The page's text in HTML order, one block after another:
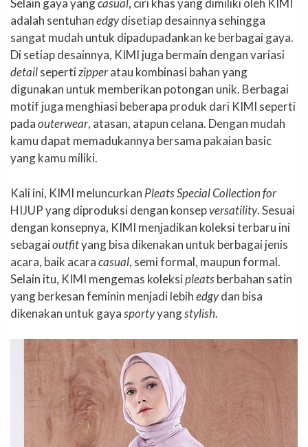
Selain gaya yangcasual, ciri khas yang dimiliki oleh KIMI
adalah sentuhanedgydisetiap desainnya sehingga
sangat mudah untuk dipadupadankan ke berbagai gaya.
Di setiap desainnya, KIMI juga bermain dengan variasi
detailsepertizipperatau kombinasi bahan yang
digunakan untuk memberikan potongan unik. Berbagai
motif juga menghiasi beberapa produk dari KIMI seperti
padaouterwear, atasan, atapun celana. Dengan mudah
kamu dapat memadukannya bersama pakaian basic
yang kamu miliki.
Kali ini, KIMI meluncurkan Pleats Special Collection for
HIJUP yang diproduksi dengan konsepversatility. Sesuai
dengan konsepnya, KIMI menjadikan koleksi terbaru ini
sebagaioutfityang bisa dikenakan untuk berbagai jenis
acara, baik acaracasual, semi formal, maupun formal.
Selain itu, KIMI mengemas koleksipleatsberbahan satin
yang berkesan feminin menjadi lebihedgydan bisa
dikenakan untuk gayasportyyangstylish.